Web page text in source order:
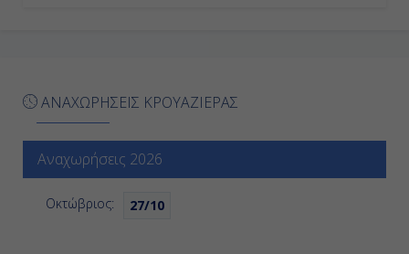
-
-
ΑΝΑΧΩΡΗΣΕΙΣ ΚΡΟΥΑΖΙΕΡΑΣ
Αναχωρήσεις 2026
Οκτώβριος: 27/10